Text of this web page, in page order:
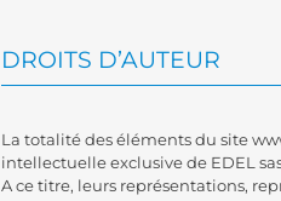
DROITS D’AUTEUR
La totalité des éléments du site
intellectuelle exclusive de EDEL
A ce titre, leurs représentations,